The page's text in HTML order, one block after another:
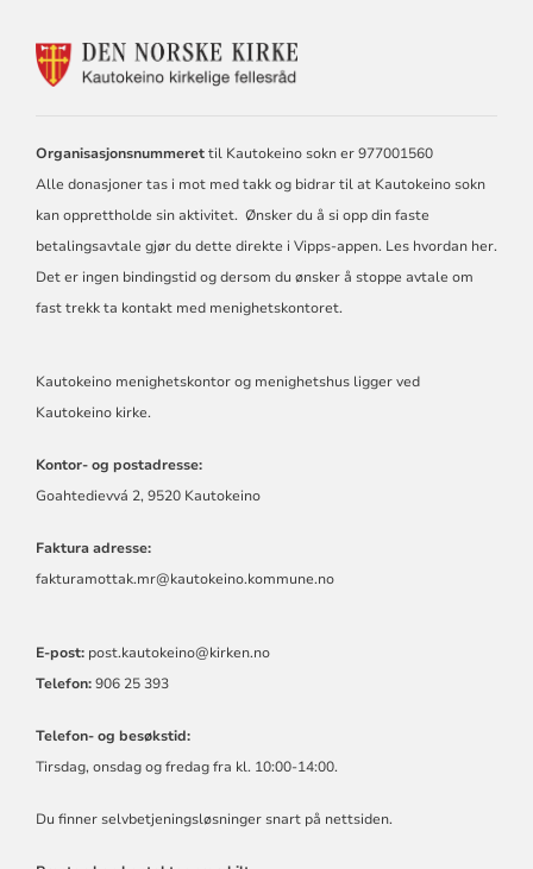
KONTAKTINFORMASJON
FOR
FELLESRÅD
Organisasjonsnummerettil Kautokeino sokn er 977001560
Alle donasjoner tas i mot med takk og bidrar til at Kautokeino sokn
kan opprettholde sin aktivitet. Ønsker du å si opp din faste
betalingsavtale gjør du dette direkte i Vipps-appen. Les hvordan her.
Det er ingen bindingstid og dersom du ønsker å stoppe avtale om
fast trekk ta kontakt med menighetskontoret.
Kautokeino menighetskontor og menighetshus ligger ved
Kautokeino kirke.
Kontor- og postadresse:
Goahtedievvá 2, 9520 Kautokeino
Faktura adresse:
fakturamottak.mr@kautokeino.kommune.no
E-post: post.kautokeino@kirken.no
Telefon:906 25 393
Telefon- og besøkstid:
Tirsdag, onsdag og fredag fra kl. 10:00-14:00.
Du finner selvbetjeningsløsninger snart på nettsiden.